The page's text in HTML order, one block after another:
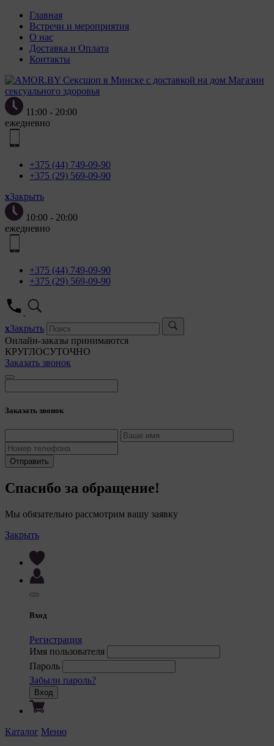
Главная
Встречи и мероприятия
О нас
Доставка и Оплата
Контакты
Магазин
сексуального здоровья
11:00 - 20:00
ежедневно
+375 (44) 749-09-90
+375 (29) 569-09-90
xЗакрыть
10:00 - 20:00
ежедневно
+375 (44) 749-09-90
+375 (29) 569-09-90
xЗакрыть
Онлайн-заказы принимаются
КРУГЛОСУТОЧНО
Заказать звонок
Заказать звонок
Отправить
Спасибо за обращение!
Мы обязательно рассмотрим вашу заявку
Закрыть
Вход
Регистрация
Имя пользователя
Пароль
Забыли пароль?
Вход
Каталог Меню